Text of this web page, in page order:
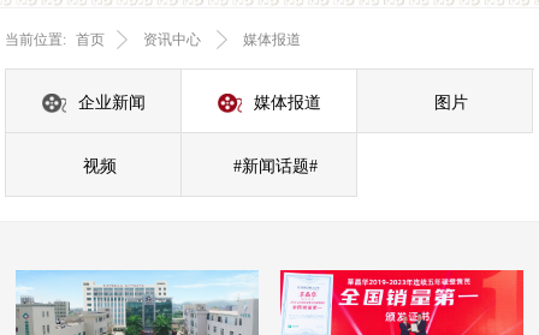
当前位置: 首页 资讯中心 媒体报道
企业新闻 媒体报道 图片
视频 #新闻话题#